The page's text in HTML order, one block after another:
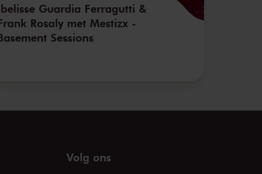
Guardia Ferragutti &
Rosaly met Mestizx -
Sessions
Volg ons